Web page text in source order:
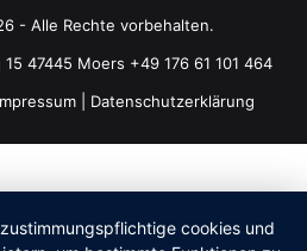
- Alle Rechte vorbehalten.
47445 Moers +49 176 61 101 464
Datenschutzerklärung
cookies und